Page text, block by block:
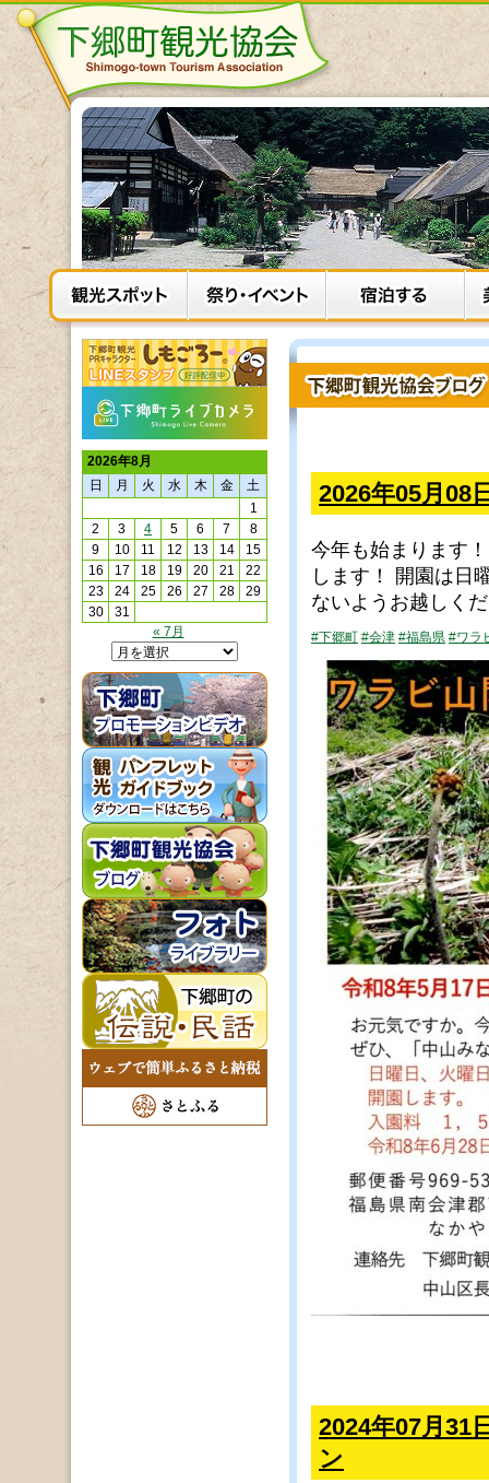
2026年05月08
今年も始まります
します！ 開園は日
ないようお越しく
#下郷町 #会津 #福島県 #ワラ
2024年07月31
ン
2026年8月
日
月 火 水 木 金
土
1
2
3 4 5 6 7
8
9
10 11 12 13 14
15
16
17 18 19 20 21
22
23
24 25 26 27 28
29
30
31
« 7月